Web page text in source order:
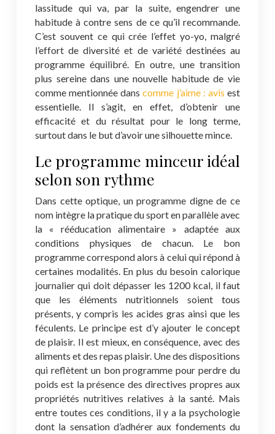
lassitude qui va, par la suite, engendrer une
habitude à contre sens de ce qu’il recommande.
C’est souvent ce qui crée l’effet yo-yo, malgré
l’effort de diversité et de variété destinées au
programme équilibré. En outre, une transition
plus sereine dans une nouvelle habitude de vie
comme mentionnée danscomme j’aime : avis est
essentielle. Il s’agit, en effet, d’obtenir une
efficacité et du résultat pour le long terme,
surtout dans le but d’avoir une silhouette mince.
Le programme minceur idéal
selon son rythme
Dans cette optique, un programme digne de ce
nom intègre la pratique du sport en parallèle avec
la « rééducation alimentaire » adaptée aux
conditions physiques de chacun. Le bon
programme correspond alors à celui qui répond à
certaines modalités. En plus du besoin calorique
journalier qui doit dépasser les 1200 kcal, il faut
que les éléments nutritionnels soient tous
présents, y compris les acides gras ainsi que les
féculents. Le principe est d’y ajouter le concept
de plaisir. Il est mieux, en conséquence, avec des
aliments et des repas plaisir. Une des dispositions
qui reflètent un bon programme pour perdre du
poids est la présence des directives propres aux
propriétés nutritives relatives à la santé. Mais
entre toutes ces conditions, il y a la psychologie
dont la sensation d’adhérer aux fondements du